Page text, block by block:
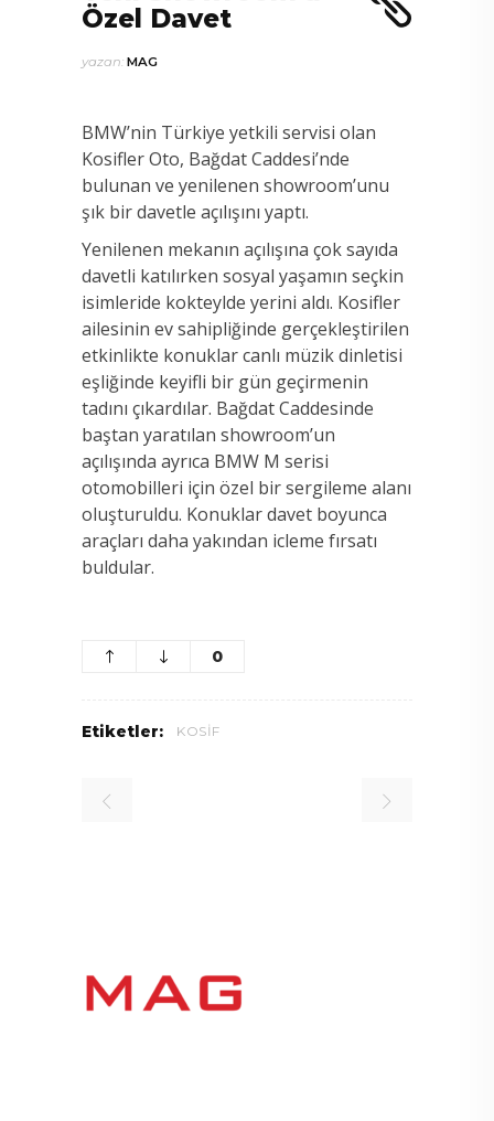
Özel Davet
yazan: MAG
BMW’nin Türkiye yetkili servisi olan
Kosifler Oto, Bağdat Caddesi’nde
bulunan ve yenilenen showroom’unu
şık bir davetle açılışını yaptı.
Yenilenen mekanın açılışına çok sayıda
davetli katılırken sosyal yaşamın seçkin
isimleride kokteylde yerini aldı. Kosifler
ailesinin ev sahipliğinde gerçekleştirilen
etkinlikte konuklar canlı müzik dinletisi
eşliğinde keyifli bir gün geçirmenin
tadını çıkardılar. Bağdat Caddesinde
baştan yaratılan showroom’un
açılışında ayrıca BMW M serisi
otomobilleri için özel bir sergileme alanı
oluşturuldu. Konuklar davet boyunca
araçları daha yakından icleme fırsatı
buldular.
0
Etiketler: KOSIF